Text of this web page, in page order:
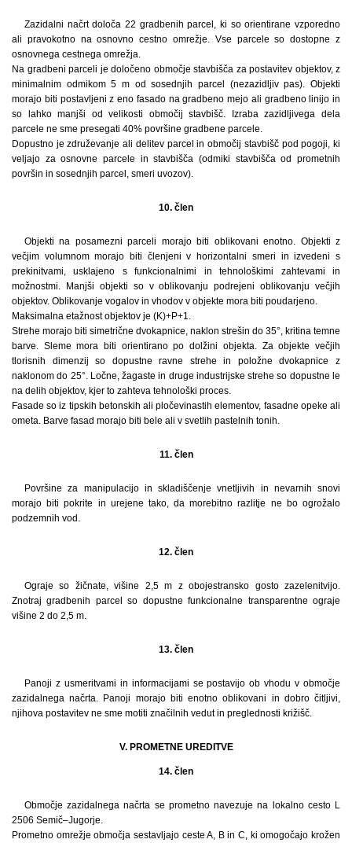
Zazidalni načrt določa 22 gradbenih parcel, ki so orientirane vzporedno
ali pravokotno na osnovno cestno omrežje. Vse parcele so dostopne z
osnovnega cestnega omrežja.
Na gradbeni parceli je določeno območje stavbišča za postavitev objektov, z
minimalnim odmikom 5 m od sosednjih parcel (nezazidljiv pas). Objekti
morajo biti postavljeni z eno fasado na gradbeno mejo ali gradbeno linijo in
so lahko manjši od velikosti območij stavbišč. Izraba zazidljivega dela
parcele ne sme presegati 40% površine gradbene parcele.
Dopustno je združevanje ali delitev parcel in območij stavbišč pod pogoji, ki
veljajo za osnovne parcele in stavbišča (odmiki stavbišča od prometnih
površin in sosednjih parcel, smeri uvozov).
10. člen
Objekti na posamezni parceli morajo biti oblikovani enotno. Objekti z
večjim volumnom morajo biti členjeni v horizontalni smeri in izvedeni s
prekinitvami, usklajeno s funkcionalnimi in tehnološkimi zahtevami in
možnostmi. Manjši objekti so v oblikovanju podrejeni oblikovanju večjih
objektov. Oblikovanje vogalov in vhodov v objekte mora biti poudarjeno.
Maksimalna etažnost objektov je (K)+P+1.
Strehe morajo biti simetrične dvokapnice, naklon strešin do 35°, kritina temne
barve. Sleme mora biti orientirano po dolžini objekta. Za objekte večjih
tlorisnih dimenzij so dopustne ravne strehe in položne dvokapnice z
naklonom do 25°. Ločne, žagaste in druge industrijske strehe so dopustne le
na delih objektov, kjer to zahteva tehnološki proces.
Fasade so iz tipskih betonskih ali pločevinastih elementov, fasadne opeke ali
ometa. Barve fasad morajo biti bele ali v svetlih pastelnih tonih.
11. člen
Površine za manipulacijo in skladiščenje vnetljivih in nevarnih snovi
morajo biti pokrite in urejene tako, da morebitno razlitje ne bo ogrožalo
podzemnih vod.
12. člen
Ograje so žičnate, višine 2,5 m z obojestransko gosto zazelenitvijo.
Znotraj gradbenih parcel so dopustne funkcionalne transparentne ograje
višine 2 do 2,5 m.
13. člen
Panoji z usmeritvami in informacijami se postavijo ob vhodu v območje
zazidalnega načrta. Panoji morajo biti enotno oblikovani in dobro čitljivi,
njihova postavitev ne sme motiti značilnih vedut in preglednosti križišč.
V. PROMETNE UREDITVE
14. člen
Območje zazidalnega načrta se prometno navezuje na lokalno cesto L
2506 Semič–Jugorje.
Prometno omrežje območja sestavljajo ceste A, B in C, ki omogočajo krožen